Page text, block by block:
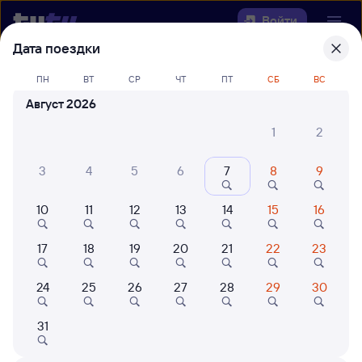
Войти
Выберите день, чтобы найтиж/д
билеты Сунгач — Кенада
Куда
Когда
Кто едет
Найти поезда
Дата поездки
ПН ВТ СР ЧТ ПТ СБ ВС
Август 2026
1
2
3 4 5 6 7 8 9
10 11 12 13 14 15 16
17 18 19 20 21 22 23
24 25 26 27 28 29 30
31